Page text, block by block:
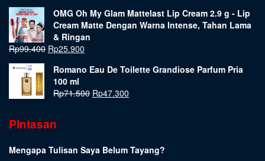
OMG Oh My Glam Mattelast Lip Cream 2.9 g - Lip
Cream Matte Dengan Warna Intense, Tahan Lama
& Ringan
Rp99.400 Rp25.900
Romano Eau De Toilette Grandiose Parfum Pria
100 ml
Rp71.500 Rp47.300
Pintasan
Mengapa Tulisan Saya Belum Tayang?